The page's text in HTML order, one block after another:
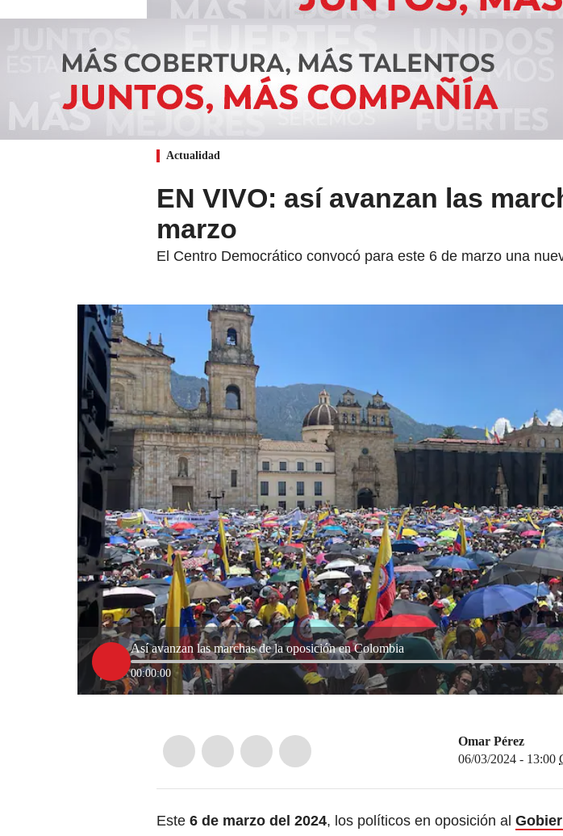
Actualidad
EN VIVO: así avanzan las
marzo
El Centro Democrático convocó para este 6 de marzo una
Así avanzan las marchas de la oposición en Colombia
00:00:00
Omar Pérez
06/03/2024 - 13:00
Este 6 de marzo del 2024, los políticos en oposición al